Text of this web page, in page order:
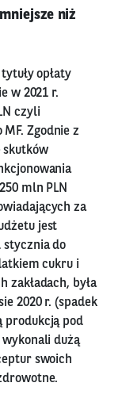
niż
opłaty
w 2021 r.
czyli
Zgodnie z
skutków
mln PLN
za
jest
stycznia do
cukru i
zakładach, była
2020 r. (spadek
produkcją pod
wykonali dużą
swoich